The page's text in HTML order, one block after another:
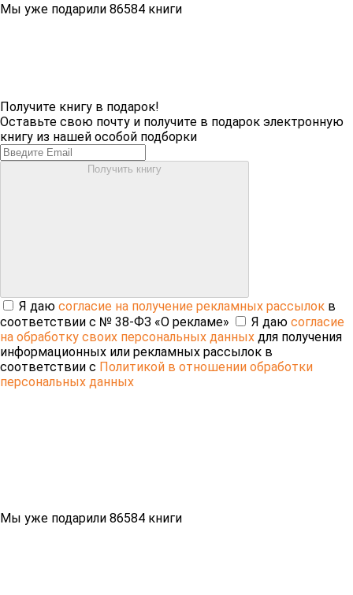
Мы уже подарили 86584 книги
Получите книгу в подарок!
Оставьте свою почту и получите в подарок электронную
книгу из нашей особой подборки
Получить книгу
Я даю согласие на получение рекламных рассылок в
соответствии с № 38-ФЗ «О рекламе»
Я даю согласие
на обработку своих персональных данных для получения
информационных или рекламных рассылок в
соответствии с Политикой в отношении обработки
персональных данных
Мы уже подарили 86584 книги